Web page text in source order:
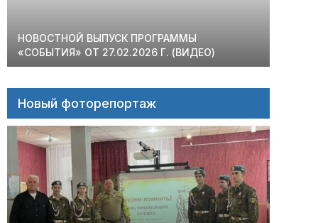
НОВОСТНОЙ ВЫПУСК ПРОГРАММЫ
«СОБЫТИЯ» ОТ 27.02.2026 Г. (ВИДЕО)
Новый фоторепортаж